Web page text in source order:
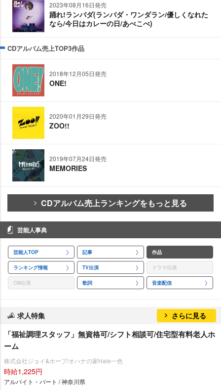
2023年08月16日発売
踊れ!ランバダ(ランバダ・ワンダラン/優しくなれた
なら/今日はカレーの日/あべこべ)
CDアルバム売上TOP3作品
2018年12月05日発売
ONE!
2020年01月29日発売
ZOO!!
2019年07月24日発売
MEMORIES
CDアルバム売上ランキングをもっと見る
芸能人事典
芸能人TOP 記事 作品
ランキング情報 TV出演 ドラマ出演
CM出演 歌詞 音楽配信
求人特集 さらに見る
「福祉調理スタッフ」無資格可/シフト相談可/住宅型有料老人ホ
ーム
株式会社ジョイ&ホープ/オハナの家Hale一色
時給1,225円
アルバイト・パート / 神奈川県